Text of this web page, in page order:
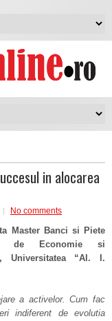
in alocarea
No comments
Master Banci si Piete
de Economie si
Universitatea “Al. I.
a activelor. Cum fac
indiferent de evolutia